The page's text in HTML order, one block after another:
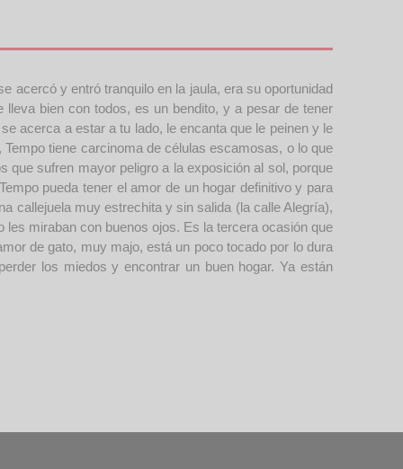
acercó y entró tranquilo en la jaula, era su oportunidad
bien con todos, es un bendito, y a pesar de tener
acerca a estar a tu lado, le encanta que le peinen y le
tiene carcinoma de células escamosas, o lo que
sufren mayor peligro a la exposición al sol, porque
pueda tener el amor de un hogar definitivo y para
callejuela muy estrechita y sin salida (la calle Alegría),
miraban con buenos ojos. Es la tercera ocasión que
de gato, muy majo, está un poco tocado por lo dura
los miedos y encontrar un buen hogar. Ya están